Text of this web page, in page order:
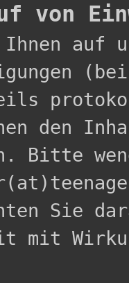
von
Ihnen auf
den
Bitte
Sie
mit